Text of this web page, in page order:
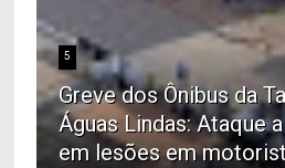
5
Greve dos Ônibus da
Águas Lindas: Ataque
em lesões em